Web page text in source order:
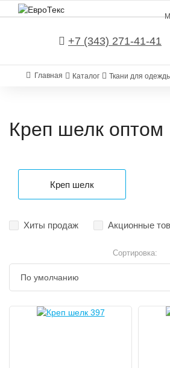
+7 (343) 271-41-41
Главная Каталог Ткани для
Креп шелк оптом
Креп шелк
Хиты продаж Акционные
Сортировка: